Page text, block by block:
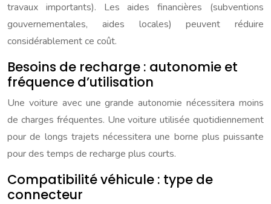
travaux importants). Les aides financières (subventions
gouvernementales, aides locales) peuvent réduire
considérablement ce coût.
Besoins de recharge : autonomie et
fréquence d’utilisation
Une voiture avec une grande autonomie nécessitera moins
de charges fréquentes. Une voiture utilisée quotidiennement
pour de longs trajets nécessitera une borne plus puissante
pour des temps de recharge plus courts.
Compatibilité véhicule : type de
connecteur